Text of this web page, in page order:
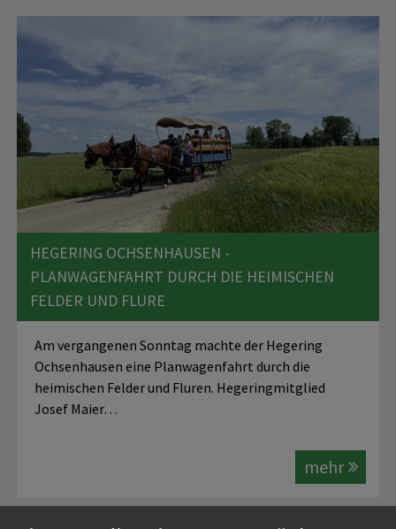
HEGERING OCHSENHAUSEN -
PLANWAGENFAHRT DURCH DIE HEIMISCHEN
FELDER UND FLURE
Am vergangenen Sonntag machte der Hegering
Ochsenhausen eine Planwagenfahrt durch die
heimischen Felder und Fluren. Hegeringmitglied
Josef Maier…
mehr